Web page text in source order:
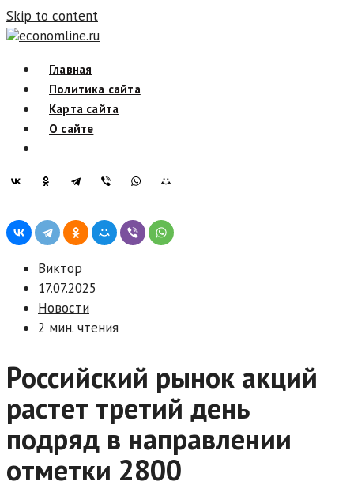
Skip to content
economline.ru
Главная
Политика сайта
Карта сайта
О сайте
Виктор
17.07.2025
Новости
2 мин. чтения
Российский рынок акций
растет третий день
подряд в направлении
отметки 2800